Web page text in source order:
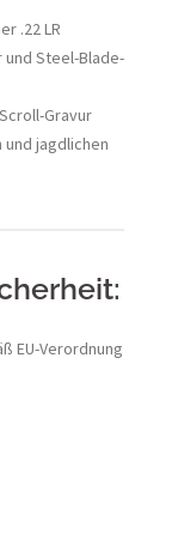
.22 LR
Steel-Blade-
Gravur
jagdlichen
EU-Verordnung